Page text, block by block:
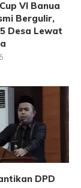
VI Banua
Bergulir,
Desa Lewat
DPD